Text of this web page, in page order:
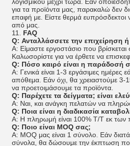
για τα προϊόντα μας, παρακαλώ δεν
επαφή με. Είστε θερμά ευπρόσδεκτοι
από μας.
11. FAQ
Q: Ανταλλάσσετε την επιχείρηση
Α: Είμαστε εργοστάσιο που
Καλωσορίστε για να έρθετε να
Q: Πόσο καιρό είναι η παράδοσή
Α: Γενικά είναι 1-3 εργάσιμες ημέρες
απόθεμα. Εάν όχι, θα χρειαστούμε 3-
να προετοιμάσουμε τα προϊόντα.
Q: Παρέχετε τα δείγματα; είναι
Α: Ναι, και ανάγκη πελατών να
Q: Ποια είναι η διαδικασία
Α: Η πληρωμή είναι 100% T/T εκ των
Q: Ποιο είναι MOQ σας;
Α: MOQ μας είναι 1 σύνολο. Εάν
σύνολα, θα δώσουμε την έκπτωση